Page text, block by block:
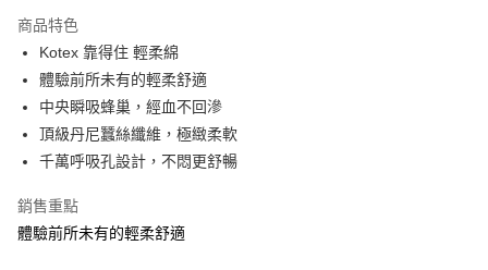
街口支付
悠遊付
Google Pay
AFTEE先享後付
【關於「AFTEE先享後付」】
AFTEE先享後付是「在收到商品之後才付款」的支付方式。 讓您購物簡單
即享券
商品特色
Kotex 靠得住 輕柔綿
體驗前所未有的輕柔舒適
中央瞬吸蜂巢，經血不回滲
頂級丹尼蠶絲纖維，極緻柔軟
千萬呼吸孔設計，不悶更舒暢
銷售重點
體驗前所未有的輕柔舒適